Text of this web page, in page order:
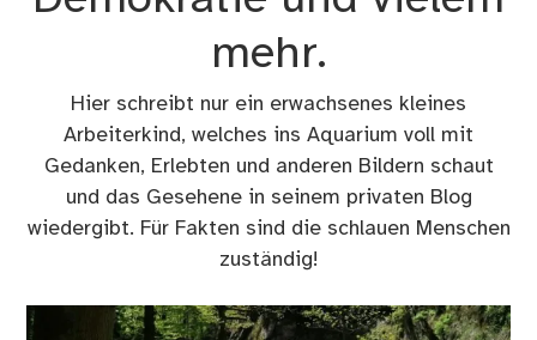
mehr.
Hier schreibt nur ein erwachsenes kleines
Arbeiterkind, welches ins Aquarium voll mit
Gedanken, Erlebten und anderen Bildern schaut
und das Gesehene in seinem privaten Blog
wiedergibt. Für Fakten sind die schlauen Menschen
zuständig!